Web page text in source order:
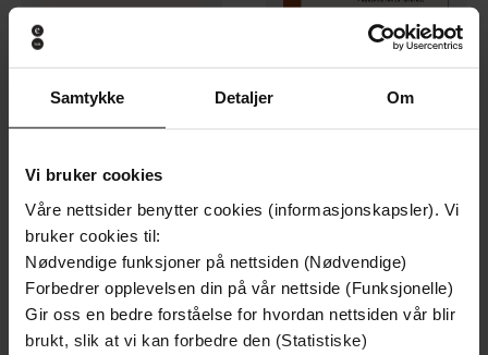
Samtykke Detaljer Om
Vi bruker cookies
Våre nettsider benytter cookies (informasjonskapsler). Vi
bruker cookies til:
Nødvendige funksjoner på nettsiden (Nødvendige)
Forbedrer opplevelsen din på vår nettside (Funksjonelle)
Gir oss en bedre forståelse for hvordan nettsiden vår blir
brukt, slik at vi kan forbedre den (Statistiske)
218,-
Lakse-enka
Ingrid Bjørnov
149,-
Lakse-enka
Ingrid Bjørnov